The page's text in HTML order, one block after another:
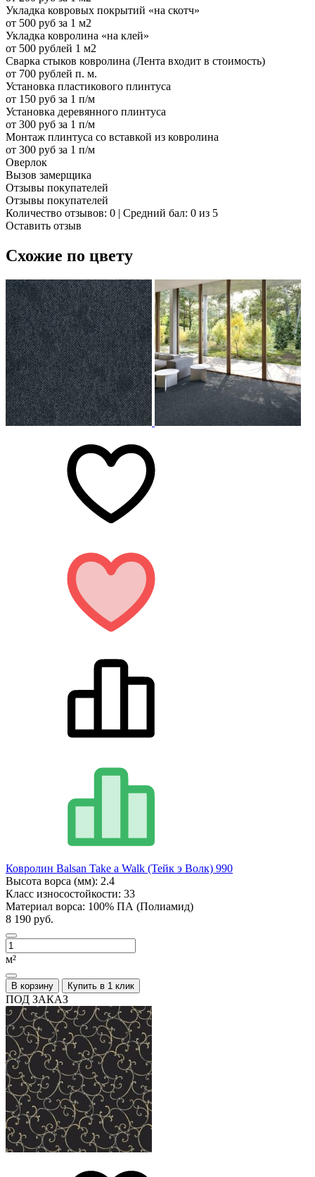
Укладка ковровых покрытий «на скотч»
от 500 руб за 1 м2
Укладка ковролина «на клей»
от 500 рублей 1 м2
Сварка стыков ковролина (Лента входит в стоимость)
от 700 рублей п. м.
Установка пластикового плинтуса
от 150 руб за 1 п/м
Установка деревянного плинтуса
от 300 руб за 1 п/м
Монтаж плинтуса со вставкой из ковролина
от 300 руб за 1 п/м
Оверлок
Вызов замерщика
Отзывы покупателей
Отзывы покупателей
Количество отзывов: 0 | Средний бал: 0 из 5
Оставить отзыв
Схожие по цвету
Ковролин Balsan Take a Walk (Тейк э Волк) 990
Высота ворса (мм): 2.4
Класс износостойкости: 33
Материал ворса: 100% ПА (Полиамид)
8 190 руб.
м²
В корзину Купить в 1 клик
ПОД ЗАКАЗ